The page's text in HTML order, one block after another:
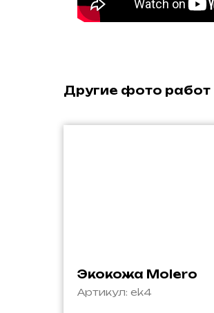
Другие фото работ
Экокожа Molero
Артикул: ek4